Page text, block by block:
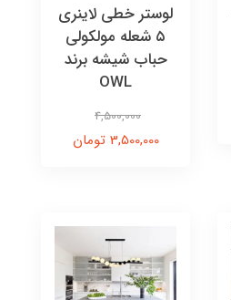
لوستر خطی لاینری
۵ شعله مولکولی
حباب شیشه برند
OWL
4,500,000
3,500,000 تومان